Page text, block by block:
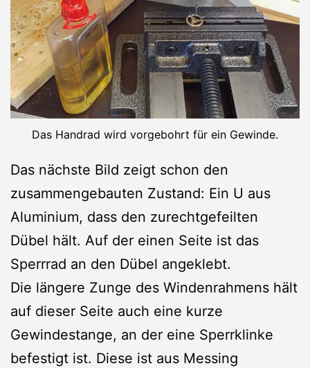
Das Handrad wird vorgebohrt für ein Gewinde.
Das nächste Bild zeigt schon den
zusammengebauten Zustand: Ein U aus
Aluminium, dass den zurechtgefeilten
Dübel hält. Auf der einen Seite ist das
Sperrrad an den Dübel angeklebt.
Die längere Zunge des Windenrahmens hält
auf dieser Seite auch eine kurze
Gewindestange, an der eine Sperrklinke
befestigt ist. Diese ist aus Messing